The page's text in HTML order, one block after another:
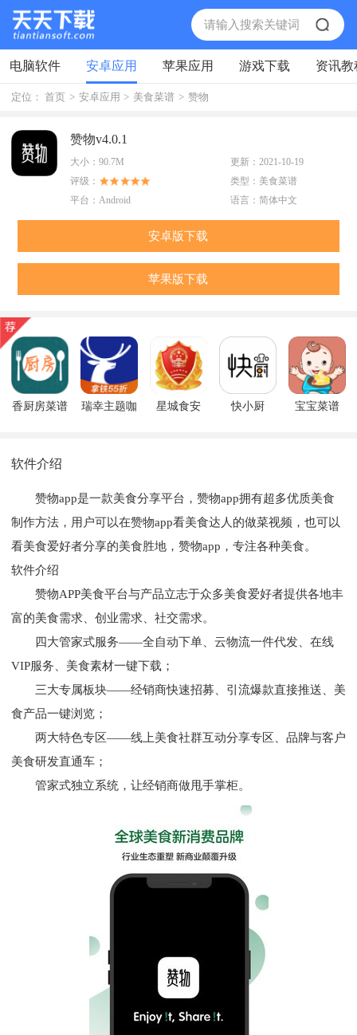
电脑软件 安卓应用 苹果应用 游戏下载 资讯教
定位： 首页 > 安卓应用 > 美食菜谱 > 赞物
赞物v4.0.1
大小： 90.7M 更新： 2021-10-19
评级：
类型： 美食菜谱
平台： Android 语言： 简体中文
安卓版下载
苹果版下载
香厨房菜谱
瑞幸主题咖
星城食安 快小厨 宝宝菜谱
软件介绍
赞物app是一款美食分享平台，赞物app拥有超多优质美食
制作方法，用户可以在赞物app看美食达人的做菜视频，也可以
看美食爱好者分享的美食胜地，赞物app，专注各种美食。
软件介绍
赞物APP美食平台与产品立志于众多美食爱好者提供各地丰
富的美食需求、创业需求、社交需求。
四⼤管家式服务——全⾃动下单、云物流⼀件代发、在线
VIP服务、美⻝素材⼀键下载；
三⼤专属板块——经销商快速招募、引流爆款直接推送、美
⻝产品⼀键浏览；
两⼤特⾊专区——线上美⻝社群互动分享专区、品牌与客户
美⻝研发直通⻋；
管家式独⽴系统，让经销商做甩⼿掌柜。